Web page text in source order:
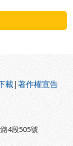
載|著作權宣告
4段505號